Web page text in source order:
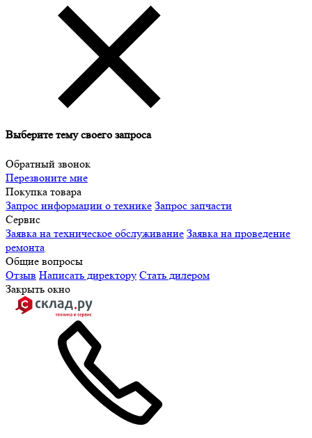
Выберите тему своего запроса
Обратный звонок
Перезвоните мне
Покупка товара
Запрос информации о технике Запрос запчасти
Сервис
Заявка на техническое обслуживание Заявка на проведение
ремонта
Общие вопросы
Отзыв Написать директору Стать дилером
Закрыть окно